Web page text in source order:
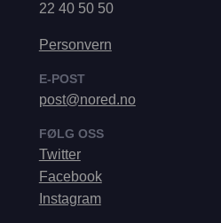
22 40 50 50
Personvern
E-POST
post@nored.no
FØLG OSS
Twitter
Facebook
Instagram